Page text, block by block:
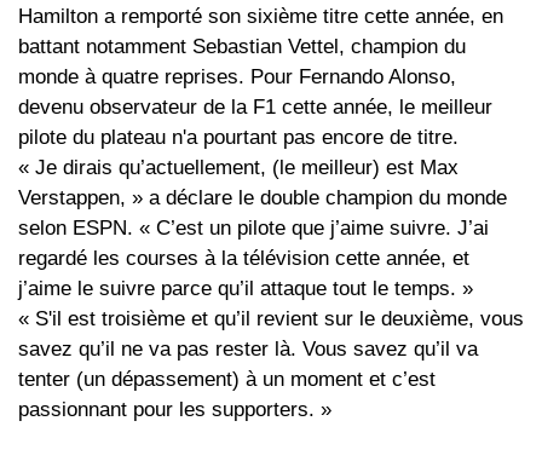
Hamilton a remporté son sixième titre cette année, en
battant notamment Sebastian Vettel, champion du
monde à quatre reprises. Pour Fernando Alonso,
devenu observateur de la F1 cette année, le meilleur
pilote du plateau n'a pourtant pas encore de titre.
« Je dirais qu’actuellement, (le meilleur) est Max
Verstappen, » a déclare le double champion du monde
selon ESPN. « C’est un pilote que j’aime suivre. J’ai
regardé les courses à la télévision cette année, et
j’aime le suivre parce qu’il attaque tout le temps. »
« S'il est troisième et qu’il revient sur le deuxième, vous
savez qu’il ne va pas rester là. Vous savez qu’il va
tenter (un dépassement) à un moment et c’est
passionnant pour les supporters. »